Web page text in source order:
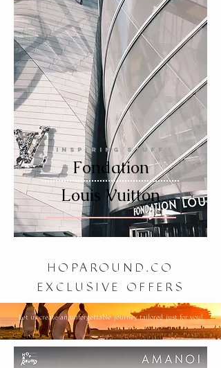
INSPIRING STUFF
Fondation
Louis Vuitton
HOPAROUND.CO
EXCLUSIVE OFFERS
Let us create an unforgettable journey tailored just for you!